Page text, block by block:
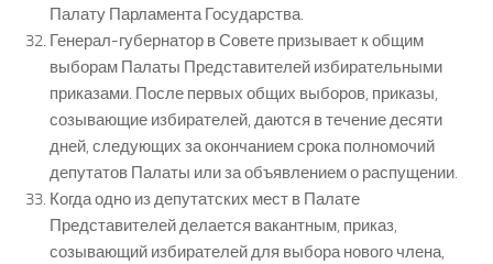
Палату Парламента Государства.
Генерал-губернатор в Совете призывает к общим
выборам Палаты Представителей избирательными
приказами. После первых общих выборов, приказы,
созывающие избирателей, даются в течение десяти
дней, следующих за окончанием срока полномочий
депутатов Палаты или за объявлением о распущении.
Когда одно из депутатских мест в Палате
Представителей делается вакантным, приказ,
созывающий избирателей для выбора нового члена,